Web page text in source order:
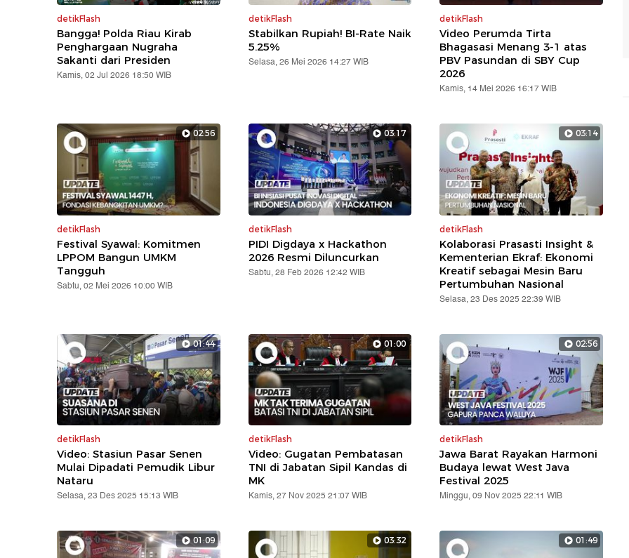
detikFlash
Bangga! Polda Riau Kirab
Penghargaan Nugraha
Sakanti dari Presiden
Kamis, 02 Jul 2026 18:50 WIB
detikFlash
Stabilkan Rupiah! BI-Rate Naik
5.25%
Selasa, 26 Mei 2026 14:27 WIB
detikFlash
Video Perumda Tirta
Bhagasasi Menang 3-1 atas
PBV Pasundan di SBY Cup
2026
Kamis, 14 Mei 2026 16:17 WIB
02:56
detikFlash
Festival Syawal: Komitmen
LPPOM Bangun UMKM
Tangguh
Sabtu, 02 Mei 2026 10:00 WIB
03:17
detikFlash
PIDI Digdaya x Hackathon
2026 Resmi Diluncurkan
Sabtu, 28 Feb 2026 12:42 WIB
03:14
detikFlash
Kolaborasi Prasasti Insight &
Kementerian Ekraf: Ekonomi
Kreatif sebagai Mesin Baru
Pertumbuhan Nasional
Selasa, 23 Des 2025 22:39 WIB
01:44
detikFlash
Video: Stasiun Pasar Senen
Mulai Dipadati Pemudik Libur
Nataru
Selasa, 23 Des 2025 15:13 WIB
01:00
detikFlash
Video: Gugatan Pembatasan
TNI di Jabatan Sipil Kandas di
MK
Kamis, 27 Nov 2025 21:07 WIB
02:56
detikFlash
Jawa Barat Rayakan Harmoni
Budaya lewat West Java
Festival 2025
Minggu, 09 Nov 2025 22:11 WIB
01:09 03:32 01:49